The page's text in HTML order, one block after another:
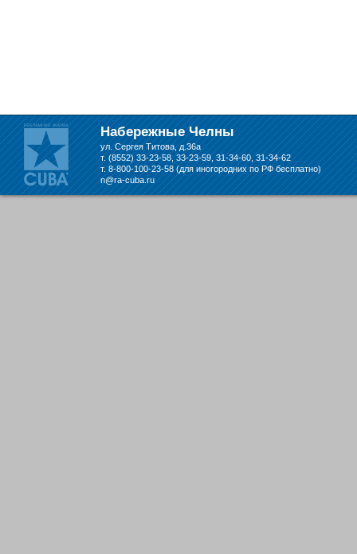
Набережные Челны
ул. Сергея Титова, д.36а
т. (8552) 33-23-58, 33-23-59, 31-34-60, 31-34-62
т. 8-800-100-23-58 (для иногородних по РФ бесплатно)
n@ra-cuba.ru